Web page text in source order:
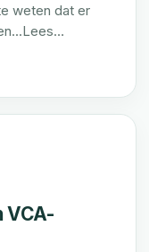
weten dat er
VCA-